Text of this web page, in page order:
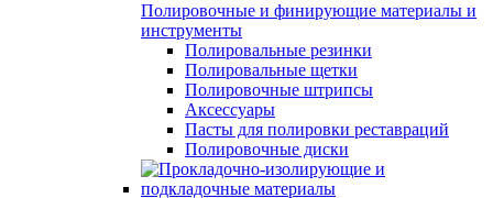
Полировочные и финирующие материалы и
инструменты
Полировальные резинки
Полировальные щетки
Полировочные штрипсы
Аксессуары
Пасты для полировки реставраций
Полировочные диски